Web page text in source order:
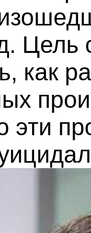
Цель
как
эти